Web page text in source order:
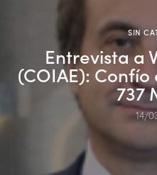
SIN
Entrevista a
(COIAE):
737
14/